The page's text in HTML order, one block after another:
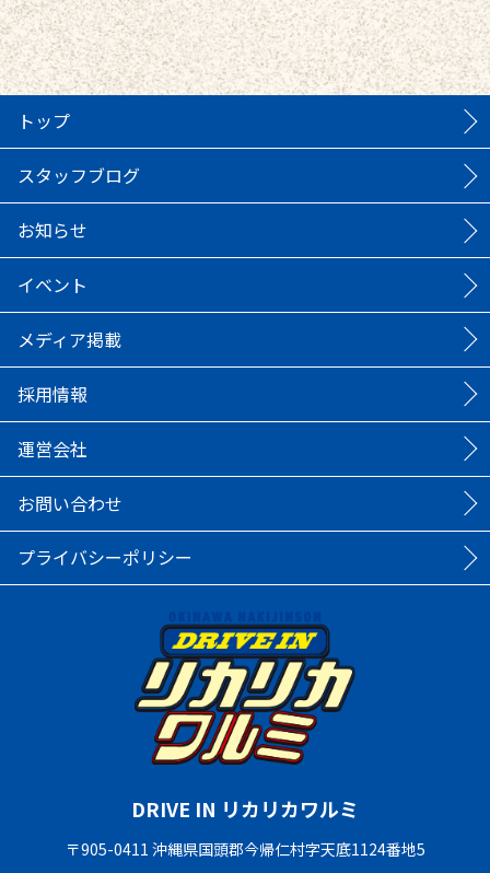
トップ
スタッフブログ
お知らせ
イベント
メディア掲載
採用情報
運営会社
お問い合わせ
プライバシーポリシー
DRIVE IN リカリカワルミ
〒905-0411 沖縄県国頭郡今帰仁村字天底1124番地5